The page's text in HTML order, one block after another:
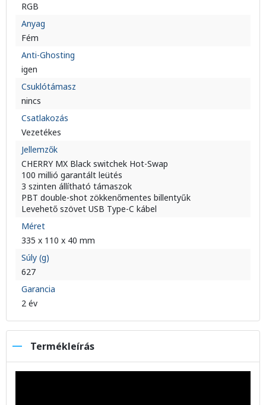
RGB
Anyag
Fém
Anti-Ghosting
igen
Csuklótámasz
nincs
Csatlakozás
Vezetékes
Jellemzők
CHERRY MX Black switchek Hot-Swap
100 millió garantált leütés
3 szinten állítható támaszok
PBT double-shot zökkenőmentes billentyűk
Levehető szövet USB Type-C kábel
Méret
335 x 110 x 40 mm
Súly (g)
627
Garancia
2 év
Termékleírás